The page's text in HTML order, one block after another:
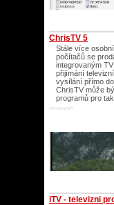
ChrisTV 5
Stále více
počítačů se
integrovaným
přijímání
vysílání přímo
ChrisTV může
programů pro
XP/Vista/XP/
iTV - televizni